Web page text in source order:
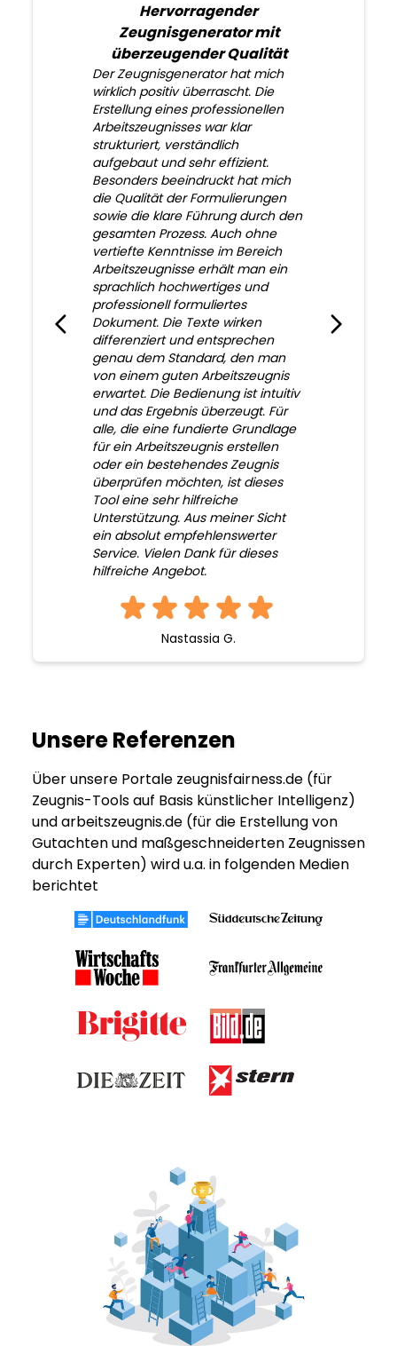
Hervorragender
Zeugnisgenerator mit
überzeugender Qualität
Der Zeugnisgenerator hat mich
wirklich positiv überrascht. Die
Erstellung eines professionellen
Arbeitszeugnisses war klar
strukturiert, verständlich
aufgebaut und sehr effizient.
Besonders beeindruckt hat mich
die Qualität der Formulierungen
sowie die klare Führung durch den
gesamten Prozess. Auch ohne
vertiefte Kenntnisse im Bereich
Arbeitszeugnisse erhält man ein
sprachlich hochwertiges und
professionell formuliertes
Dokument. Die Texte wirken
differenziert und entsprechen
genau dem Standard, den man
von einem guten Arbeitszeugnis
erwartet. Die Bedienung ist intuitiv
und das Ergebnis überzeugt. Für
alle, die eine fundierte Grundlage
für ein Arbeitszeugnis erstellen
oder ein bestehendes Zeugnis
überprüfen möchten, ist dieses
Tool eine sehr hilfreiche
Unterstützung. Aus meiner Sicht
ein absolut empfehlenswerter
Service. Vielen Dank für dieses
hilfreiche Angebot.
Nastassia G.
Unsere Referenzen
Über unsere Portale zeugnisfairness.de (für
Zeugnis-Tools auf Basis künstlicher Intelligenz)
und arbeitszeugnis.de (für die Erstellung von
Gutachten und maßgeschneiderten Zeugnissen
durch Experten) wird u.a. in folgenden Medien
berichtet